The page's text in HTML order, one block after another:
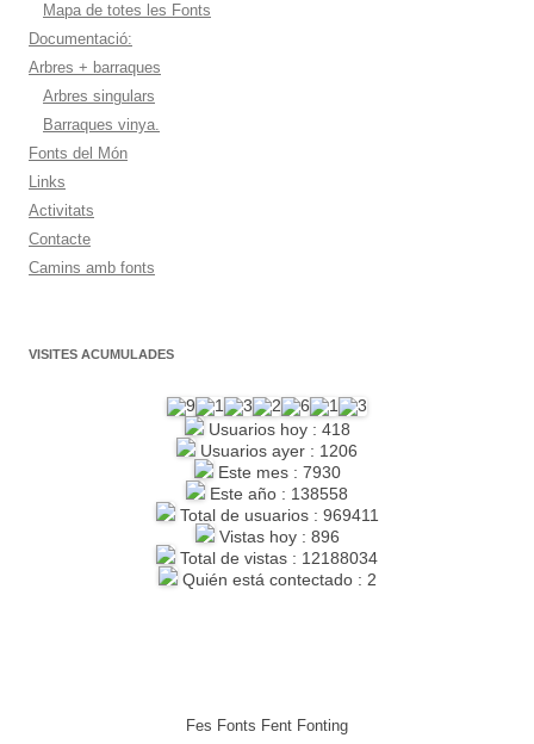
Mapa de totes les Fonts
Documentació:
Arbres + barraques
Arbres singulars
Barraques vinya.
Fonts del Món
Links
Activitats
Contacte
Camins amb fonts
VISITES ACUMULADES
Usuarios hoy : 418
Usuarios ayer : 1206
Este mes : 7930
Este año : 138558
Total de usuarios : 969411
Vistas hoy : 896
Total de vistas : 12188034
Quién está contectado : 2
Fes Fonts Fent Fonting